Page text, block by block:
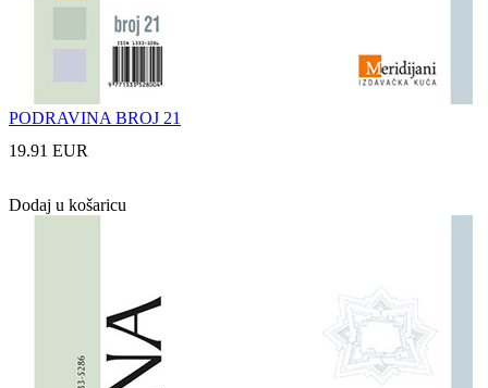
PODRAVINA BROJ 21
19.91 EUR
Dodaj u košaricu